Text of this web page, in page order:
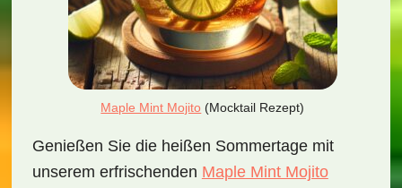
Maple Mint Mojito (Mocktail Rezept)
Genießen Sie die heißen Sommertage mit
unserem erfrischenden Maple Mint Mojito